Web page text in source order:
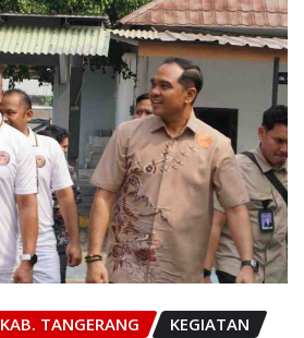
KAB. TANGERANG KEGIATAN